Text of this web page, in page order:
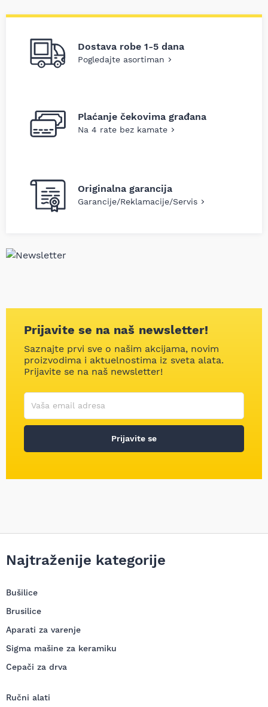
Dostava robe 1-5 dana
Pogledajte asortiman
Plaćanje čekovima građana
Na 4 rate bez kamate
Originalna garancija
Garancije/Reklamacije/Servis
Prijavite se na naš newsletter!
Saznajte prvi sve o našim akcijama, novim
proizvodima i aktuelnostima iz sveta alata.
Prijavite se na naš newsletter!
Korisničko ime
Vaša email adresa
Prijavite se
Najtraženije kategorije
Bušilice
Brusilice
Aparati za varenje
Sigma mašine za keramiku
Cepači za drva
Ručni alati